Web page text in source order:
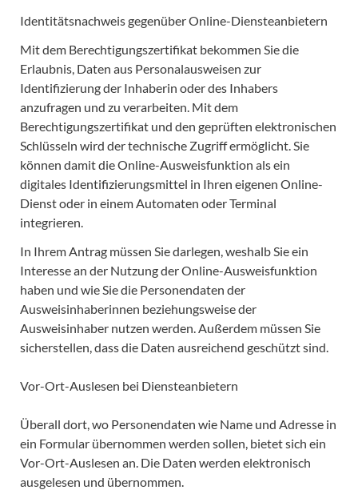
Identitätsnachweis gegenüber Online-Diensteanbietern
Mit dem Berechtigungszertifikat bekommen Sie die
Erlaubnis, Daten aus Personalausweisen zur
Identifizierung der Inhaberin oder des Inhabers
anzufragen und zu verarbeiten. Mit dem
Berechtigungszertifikat und den geprüften elektronischen
Schlüsseln wird der technische Zugriff ermöglicht. Sie
können damit die Online-Ausweisfunktion als ein
digitales Identifizierungsmittel in Ihren eigenen Online-
Dienst oder in einem Automaten oder Terminal
integrieren.
In Ihrem Antrag müssen Sie darlegen, weshalb Sie ein
Interesse an der Nutzung der Online-Ausweisfunktion
haben und wie Sie die Personendaten der
Ausweisinhaberinnen beziehungsweise der
Ausweisinhaber nutzen werden. Außerdem müssen Sie
sicherstellen, dass die Daten ausreichend geschützt sind.
Vor-Ort-Auslesen bei Diensteanbietern
Überall dort, wo Personendaten wie Name und Adresse in
ein Formular übernommen werden sollen, bietet sich ein
Vor-Ort-Auslesen an. Die Daten werden elektronisch
ausgelesen und übernommen.